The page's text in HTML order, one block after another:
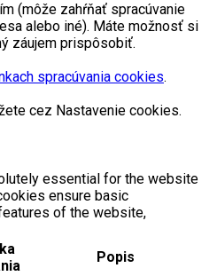
(môže zahŕňať spracúvanie
alebo iné). Máte možnosť si
záujem prispôsobiť.
spracúvania cookies.
cez Nastavenie cookies.
essential for the website
ensure basic
of the website,
Popis